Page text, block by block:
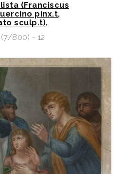
(Franciscus
pinx.t,
sculp.t),
800) - 12